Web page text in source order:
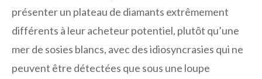
présenter un plateau de diamants extrêmement
différents à leur acheteur potentiel, plutôt qu’une
mer de sosies blancs, avec des idiosyncrasies qui ne
peuvent être détectées que sous une loupe